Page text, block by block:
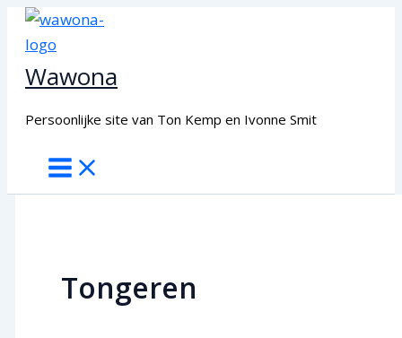
Ga
naar
inhoud
Wawona
Persoonlijke site van Ton Kemp en Ivonne Smit
Tongeren